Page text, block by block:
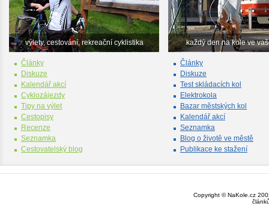
výlety, cestování, rekreační cyklistika
Články
Diskuze
Kalendář akcí
Cyklozájezdy
Tipy na výlet
Cestopisy
Recenze
Seznamka
Cestovatelský blog
každý den na kole ve
Články
Diskuze
Test skládacích kol
Elektrokola
Bazar městských kol
Kalendář akcí
Seznamka
Blog o životě ve městě
Publikace ke stažení
Copyright © NaKole.cz